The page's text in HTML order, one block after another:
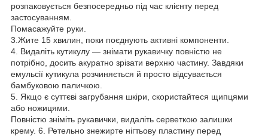
розпаковується безпосередньо під час клієнту перед
застосуванням.
Помасажуйте руки.
3.Жите 15 хвилин, поки поєднують активні компоненти.
4. Видаліть кутикулу — знімати рукавичку повністю не
потрібно, досить акуратно зрізати верхню частину. Завдяки
емульсії кутикула розчиняється й просто відсувається
бамбуковою паличкою.
5. Якщо є суттєві загрубання шкіри, скористайтеся щипцями
або ножицями.
Повністю зніміть рукавички, видаліть серветкою залишки
крему. 6. Ретельно знежирте нігтьову пластину перед